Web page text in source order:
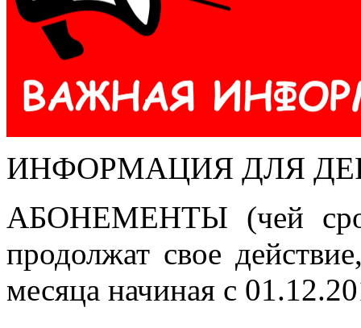
ИНФОРМАЦИЯ ДЛЯ
АБОНЕМЕНТЫ (чей
продолжат свое
месяца начиная с